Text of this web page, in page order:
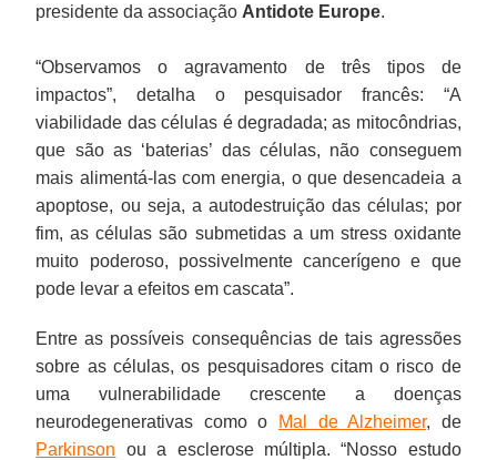
presidente da associação Antidote Europe.
“Observamos o agravamento de três tipos de
impactos”, detalha o pesquisador francês: “A
viabilidade das células é degradada; as mitocôndrias,
que são as ‘baterias’ das células, não conseguem
mais alimentá-las com energia, o que desencadeia a
apoptose, ou seja, a autodestruição das células; por
fim, as células são submetidas a um stress oxidante
muito poderoso, possivelmente cancerígeno e que
pode levar a efeitos em cascata”.
Entre as possíveis consequências de tais agressões
sobre as células, os pesquisadores citam o risco de
uma vulnerabilidade crescente a doenças
neurodegenerativas como o
Mal de Alzheimer, de
Parkinson ou a esclerose múltipla. “Nosso estudo